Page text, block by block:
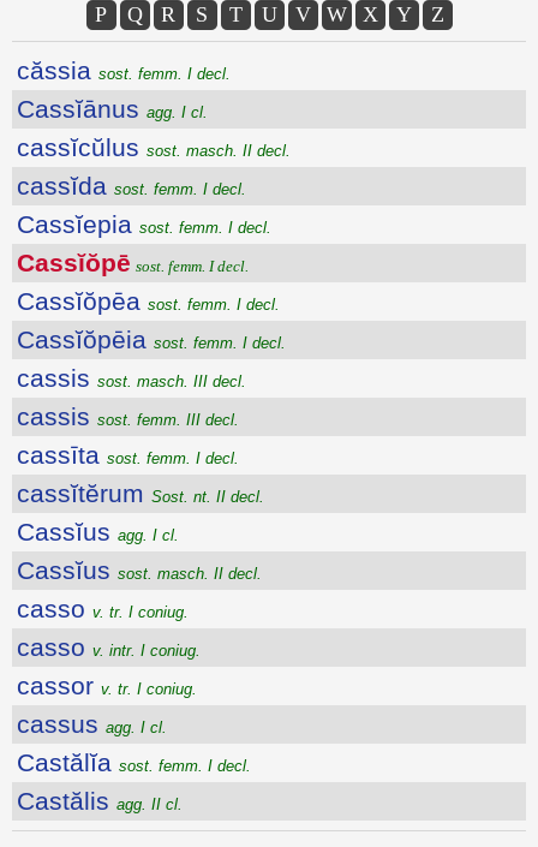
P
Q R S T U V W X Y Z
căssia sost. femm. I decl.
Cassĭānus agg. I cl.
cassĭcŭlus sost. masch. II decl.
cassĭda sost. femm. I decl.
Cassĭepia sost. femm. I decl.
Cassĭŏpē sost. femm. I decl.
Cassĭŏpēa sost. femm. I decl.
Cassĭŏpēia sost. femm. I decl.
cassis sost. masch. III decl.
cassis sost. femm. III decl.
cassīta sost. femm. I decl.
cassĭtĕrum Sost. nt. II decl.
Cassĭus agg. I cl.
Cassĭus sost. masch. II decl.
casso v. tr. I coniug.
casso v. intr. I coniug.
cassor v. tr. I coniug.
cassus agg. I cl.
Castălĭa sost. femm. I decl.
Castălis agg. II cl.